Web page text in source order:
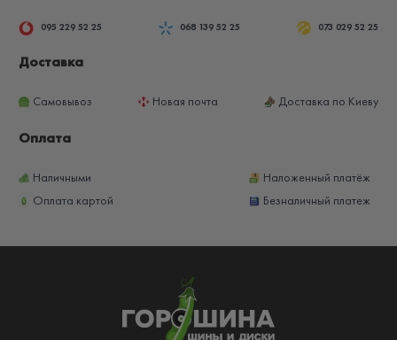
095 229 52 25 068 139 52 25 073 029 52 25
Доставка
Самовывоз Новая почта Доставка по Киеву
Оплата
Наличными
Наложенный платёж
Оплата картой
Безналичный платеж